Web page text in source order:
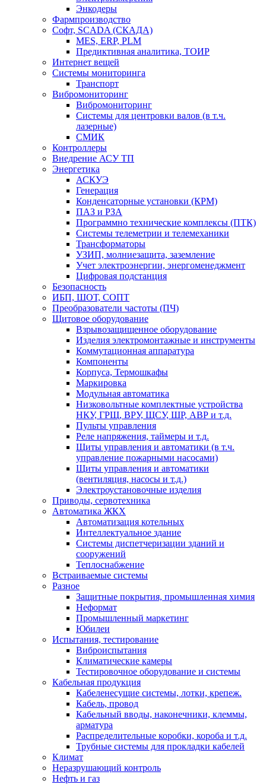
Энкодеры
Фармпроизводство
Софт, SCADA (СКАДА)
MES, ERP, PLM
Предиктивная аналитика, ТОИР
Интернет вещей
Системы мониторинга
Транспорт
Вибромониторинг
Вибромониторинг
Системы для центровки валов (в т.ч.
лазерные)
СМИК
Контроллеры
Внедрение АСУ ТП
Энергетика
АСКУЭ
Генерация
Конденсаторные установки (КРМ)
ПАЗ и РЗА
Программно технические комплексы (ПТК)
Системы телеметрии и телемеханики
Трансформаторы
УЗИП, молниезащита, заземление
Учет электроэнергии, энергоменеджмент
Цифровая подстанция
Безопасность
ИБП, ШОТ, СОПТ
Преобразователи частоты (ПЧ)
Щитовое оборудование
Взрывозащищенное оборудование
Изделия электромонтажные и инструменты
Коммутационная аппаратура
Компоненты
Корпуса, Термошкафы
Маркировка
Модульная автоматика
Низковольтные комплектные устройства
НКУ, ГРЩ, ВРУ, ЩСУ, ШР, АВР и т.д.
Пульты управления
Реле напряжения, таймеры и т.д.
Щиты управления и автоматики (в т.ч.
управление пожарными насосами)
Щиты управления и автоматики
(вентиляция, насосы и т.д.)
Электроустановочные изделия
Приводы, сервотехника
Автоматика ЖКХ
Автоматизация котельных
Интеллектуальное здание
Системы диспетчеризации зданий и
сооружений
Теплоснабжение
Встраиваемые системы
Разное
Защитные покрытия, промышленная химия
Неформат
Промышленный маркетинг
Юбилеи
Испытания, тестирование
Виброиспытания
Климатические камеры
Тестировочное оборудование и системы
Кабельная продукция
Кабеленесущие системы, лотки, крепеж.
Кабель, провод
Кабельный вводы, наконечники, клеммы,
арматура
Распределительные коробки, короба и т.д.
Трубные системы для прокладки кабелей
Климат
Неразрушающий контроль
Нефть и газ